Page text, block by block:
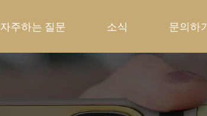
자주하는 질문 소식 문의하